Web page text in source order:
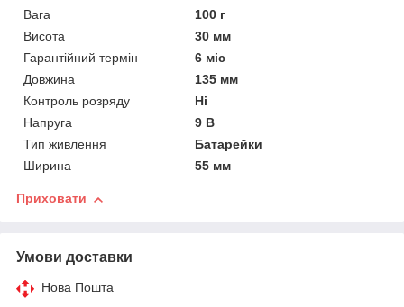
Вага
100 г
Висота
30 мм
Гарантійний термін
6 міс
Довжина
135 мм
Контроль розряду
Ні
Напруга
9 В
Тип живлення
Батарейки
Ширина
55 мм
Приховати
Умови доставки
Нова Пошта